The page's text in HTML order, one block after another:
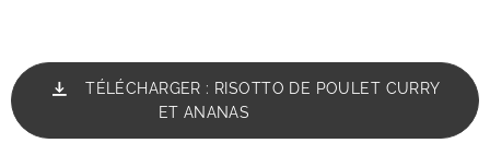
TÉLÉCHARGER : RISOTTO DE POULET CURRY
ET ANANAS